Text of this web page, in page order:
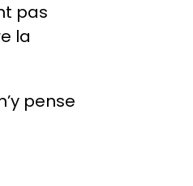
pas
la
pense